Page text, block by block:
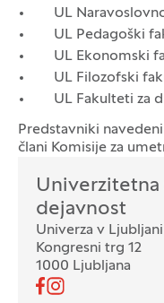
UL
UL Pedagoški
UL Ekonomski
UL Filozofski
UL Fakulteti za
Predstavniki
člani Komisije za
Univerzitetna
dejavnost
Univerza v Ljubljani
Kongresni trg 12
1000 Ljubljana
Spremljajte nas
Pojdi na našo
Pojdi na našo